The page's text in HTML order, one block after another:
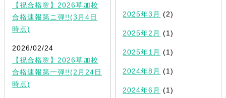
【祝合格🌸】2026草加校
合格速報第ニ弾!!(3月4日
時点)
2026/02/24
【祝合格🌸】2026草加校
合格速報第一弾!!(2月24日
時点)
2025年3月 (2)
2025年2月 (1)
2025年1月 (1)
2024年8月 (1)
2024年6月 (1)